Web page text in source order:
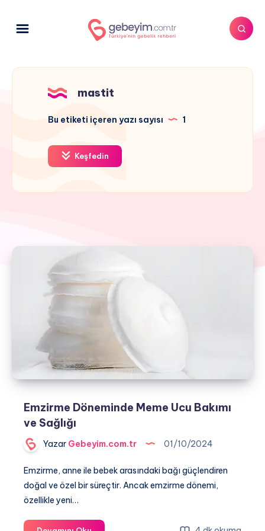
mastit
Bu etiketi içeren yazı sayısı 1
Keşfedin
Emzirme Döneminde Meme Ucu Bakımı
ve Sağlığı
Yazar Gebeyim.com.tr 01/10/2024
Emzirme, anne ile bebek arasındaki bağı güçlendiren
doğal ve özel bir süreçtir. Ancak emzirme dönemi,
özellikle yeni…